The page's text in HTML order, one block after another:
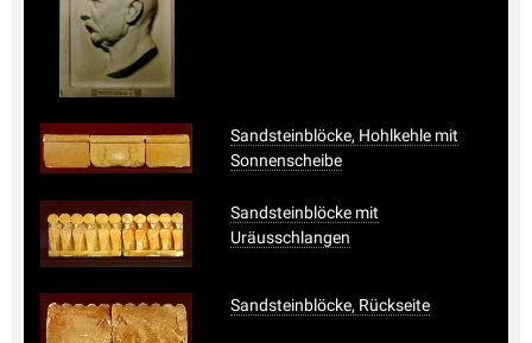
Sandsteinblöcke, Hohlkehle mit
Sonnenscheibe
Sandsteinblöcke mit
Uräusschlangen
Sandsteinblöcke, Rückseite